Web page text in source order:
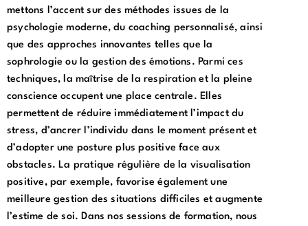
mettons l’accent sur des méthodes issues de la
psychologie moderne, du coaching personnalisé, ainsi
que des approches innovantes telles que la
sophrologie ou la gestion des émotions. Parmi ces
techniques, la maîtrise de la respiration et la pleine
conscience occupent une place centrale. Elles
permettent de réduire immédiatement l’impact du
stress, d’ancrer l’individu dans le moment présent et
d’adopter une posture plus positive face aux
obstacles. La pratique régulière de la visualisation
positive, par exemple, favorise également une
meilleure gestion des situations difficiles et augmente
l’estime de soi. Dans nos sessions de formation, nous